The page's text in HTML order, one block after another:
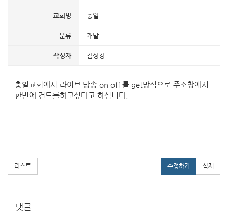
교회명 충일
분류 개발
작성자 김성경
충일교회에서 라이브 방송 on off 를 get방식으로 주소창에서
한번에 컨트롤하고싶다고 하십니다.
리스트 수정하기 삭제
댓글